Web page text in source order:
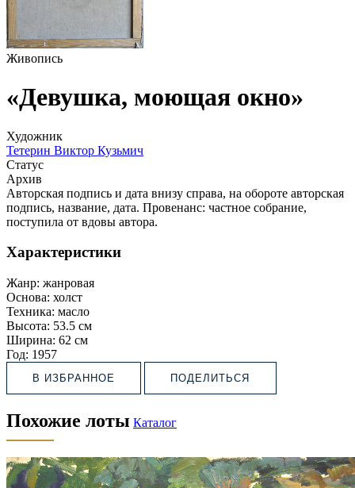
Живопись
«Девушка, моющая окно»
Художник
Тетерин Виктор Кузьмич
Статус
Архив
Авторская подпись и дата внизу справа, на обороте авторская
подпись, название, дата. Провенанс: частное собрание,
поступила от вдовы автора.
Характеристики
Жанр: жанровая
Основа: холст
Техника: масло
Высота: 53.5 см
Ширина: 62 см
Год: 1957
В ИЗБРАННОЕ ПОДЕЛИТЬСЯ
Похожие лоты Каталог